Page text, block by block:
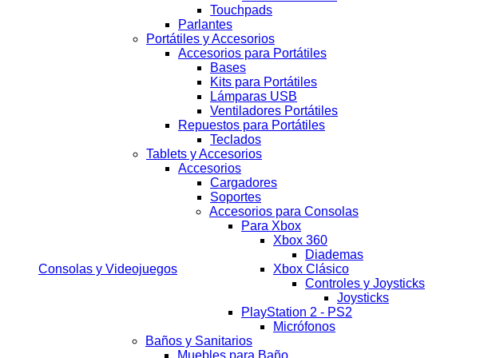
Touchpads
Parlantes
Portátiles y Accesorios
Accesorios para Portátiles
Bases
Kits para Portátiles
Lámparas USB
Ventiladores Portátiles
Repuestos para Portátiles
Teclados
Tablets y Accesorios
Accesorios
Cargadores
Soportes
Consolas y Videojuegos
Accesorios para Consolas
Para Xbox
Xbox 360
Diademas
Xbox Clásico
Controles y Joysticks
Joysticks
PlayStation 2 - PS2
Micrófonos
Baños y Sanitarios
Muebles para Baño